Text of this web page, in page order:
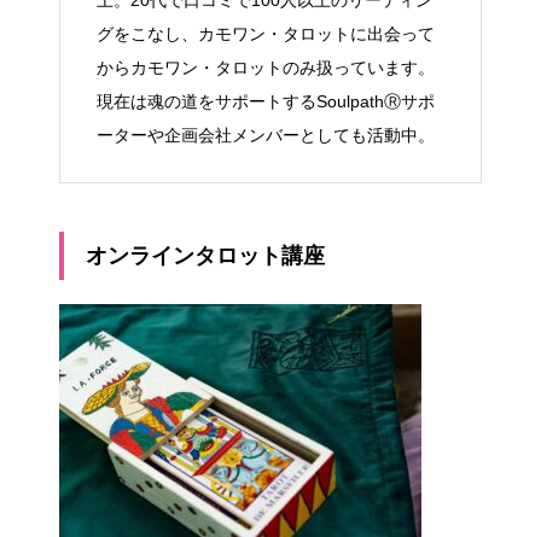
グをこなし、カモワン・タロットに出会って
からカモワン・タロットのみ扱っています。
現在は魂の道をサポートするSoulpathⓇサポ
ーターや企画会社メンバーとしても活動中。
オンラインタロット講座